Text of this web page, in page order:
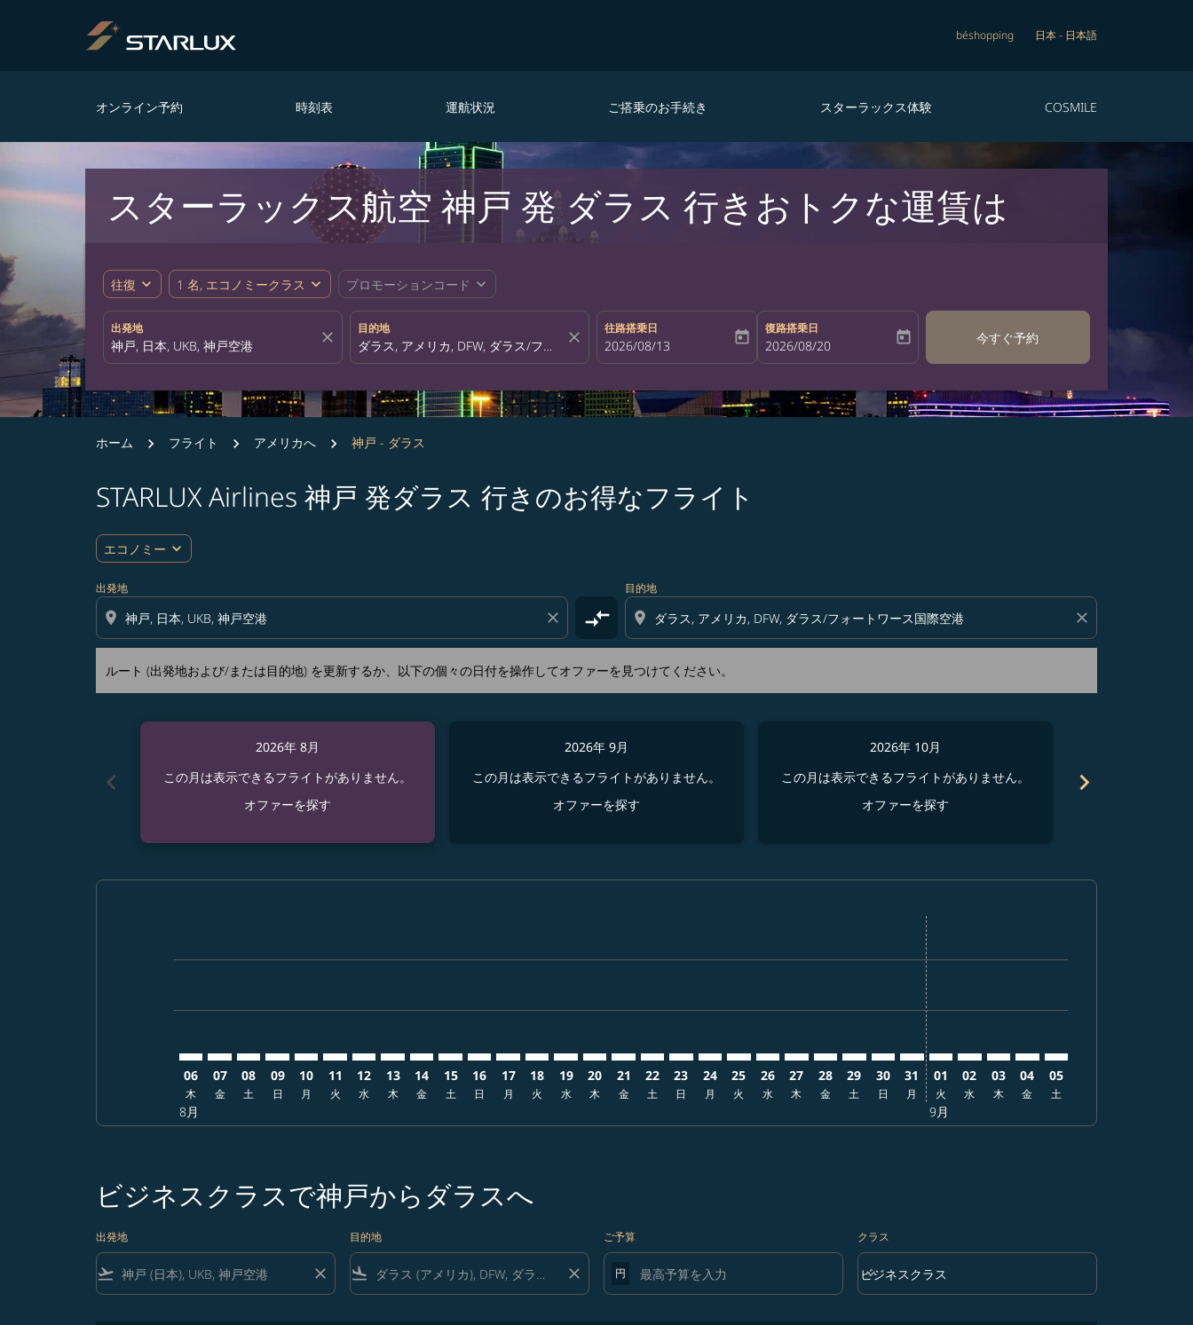
béshopping 日本- 日本語
オンライン予約 時刻表 運航状況 ご搭乗のお手続き スターラックス体験 COSMILE
スターラックス航空 神戸 発 ダラス 行きおトクな運賃は
往復 expand_more 1 名, エコノミークラス expand_more プロモーションコード expand_more
出発地
close
目的地
close
往路搭乗日
fc-booking-departure-date-aria-label
2026/08/13 today
復路搭乗日
fc-booking-return-date-aria-label
2026/08/20 today 今すぐ予約
ホーム フライト アメリカへ 神戸 - ダラス
STARLUX Airlines 神戸 発ダラス 行きのお得なフライト
エコノミー expand_more
出発地
location_on close compare_arrows
目的地
location_on close
ルート (出発地および/または目的地) を更新するか、以下の個々の日付を操作してオファーを見つけてください。
ルート (出発地および/または目的地) を更新するか、以下の個々の日付を操作してオファーを見つけてください。
chevron_left
2026年 8月
この月は表示できるフライトがありません。
オファーを探す
2026年 9月
この月は表示できるフライトがありません。
オファーを探す
2026年 10月
この月は表示できるフライトがありません。
オファーを探す
chevron_right
06
木
8月
07
金
08
土
09
日
10
月
11
火
12
水
13
木
14
金
15
土
16
日
17
月
18
火
19
水
UKB–DFW: cmp-view-offers-disclaimer. オファーを探す
20
木
UKB–DFW: cmp-view-offers-disclaimer. オファーを探す
21
金
UKB–DFW: cmp-view-offers-disclaimer. オファーを探す
22
土
UKB–DFW: cmp-view-offers-disclaimer. オファーを探す
23
日
UKB–DFW: cmp-view-offers-disclaimer. オファーを探す
24
月
UKB–DFW: cmp-view-offers-disclaimer. オファーを探す
25
火
UKB–DFW: cmp-view-offers-disclaimer. オファーを探す
26
水
UKB–DFW: cmp-view-offers-disclaimer. オファーを探す
27
木
UKB–DFW: cmp-view-offers-disclaimer. オファーを探す
28
金
UKB–DFW: cmp-view-offers-disclaimer. オファーを探
29
土
UKB–DFW: cmp-view-offers-disclaimer. オファー
30
日
UKB–DFW: cmp-view-offers-disclaimer. オ
31
月
01
火
9月
02
水
03
木
04
金
05
土
ビジネスクラスで神戸からダラスへ
出発地
flight_takeoff close
目的地
flight_land close
ご予算
円
クラス
クラス option ビジネスクラス Selected
ビジネスクラス
keyboard_arrow_down